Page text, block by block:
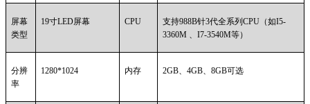
屏幕
类型
19寸LED屏幕 CPU
支持988B针3代全系列CPU（如I5-
3360M 、I7-3540M等）
分辨
率
1280*1024 内存 2GB、4GB、8GB可选